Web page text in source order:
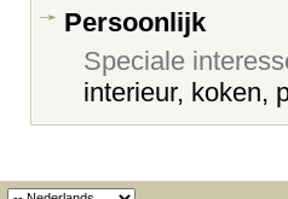
Persoonlijk
Speciale
interieur, koken,